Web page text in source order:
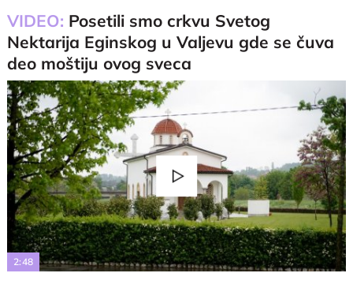
VIDEO: Posetili smo crkvu Svetog
Nektarija Eginskog u Valjevu gde se čuva
deo moštiju ovog sveca
Play
Video
2:48